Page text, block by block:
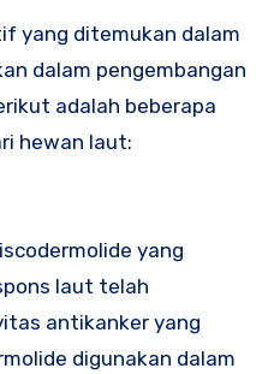
yang ditemukan dalam
dalam pengembangan
adalah beberapa
hewan laut:
yang
laut telah
antikanker yang
digunakan dalam